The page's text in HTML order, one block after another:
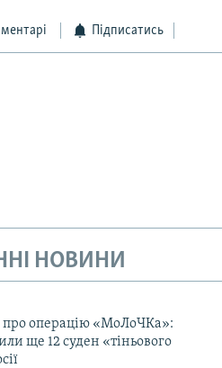
Підписатись
НОВИНИ
операцію «МоЛоЧКа»:
ще 12 суден «тіньового